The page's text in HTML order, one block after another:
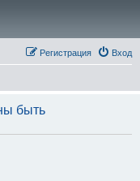
Вход
Регистрация
быть